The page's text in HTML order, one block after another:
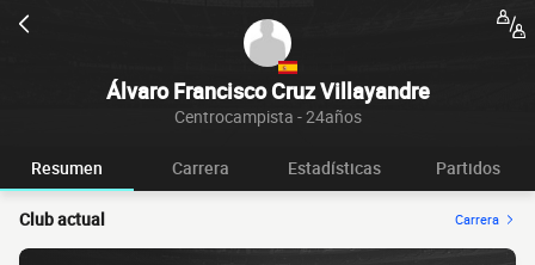
Álvaro Francisco Cruz Villayandre
Centrocampista - 24años
Resumen Carrera Estadísticas Partidos
Club actual Carrera